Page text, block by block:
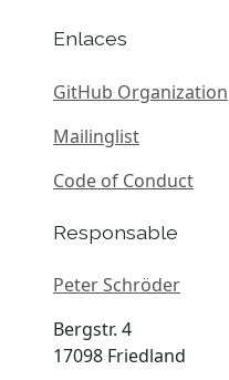
Enlaces
GitHub Organization
Mailinglist
Code of Conduct
Responsable
Peter Schröder
Bergstr. 4
17098 Friedland